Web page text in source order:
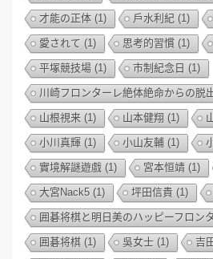
才能の正体 (1) 戶水利紀 (1)
愛されて (1) 思考的習慣 (1)
平塚競技場 (1) 市制紀念日 (1)
川崎フロンターレ絶体絶命からの脱
山根視来 (1) 山本健翔 (1)
小川真輝 (1) 小山友輔 (1)
實境解謎遊戲 (1) 宮本恒靖 (1)
大宮Nack5 (1) 坪田信貴 (1)
囲碁将棋と明日美のハッピーフロン
囲碁将棋 (1) 吳女士 (1) 吉